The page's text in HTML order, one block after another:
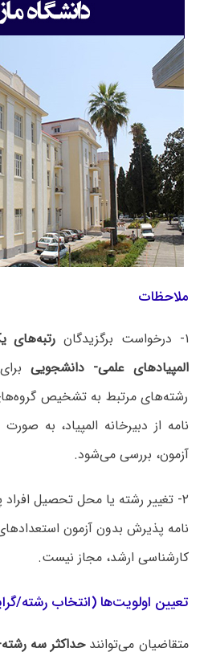
ملاحظات
۱- درخواست برگزیدگان
رتبه‌های
المپیادهای علمی- دانشجویی
رشته‌های مرتبط به تشخیص
نامه از دبیرخانه المپیاد، به
آزمون، بررسی می‌شود.
۲- تغییر رشته یا محل تحصیل
نامه پذیرش بدون آزمون
کارشناسی ارشد، مجاز نیست.
تعیین اولویت‌ها (انتخاب رشته/
متقاضیان می‌توانندحداکثر سه